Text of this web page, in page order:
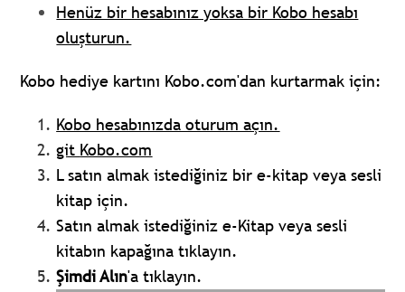
Henüz bir hesabınız yoksa bir Kobo hesabı
oluşturun.
Kobo hediye kartını Kobo.com'dan kurtarmak için:
Kobo hesabınızda oturum açın.
git Kobo.com
Lsatın almak istediğiniz bir e-kitap veya sesli
kitap için.
Satın almak istediğiniz e-Kitap veya sesli
kitabın kapağına tıklayın.
Şimdi Alın'a tıklayın.